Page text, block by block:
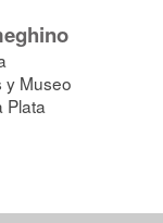
y Museo
Plata